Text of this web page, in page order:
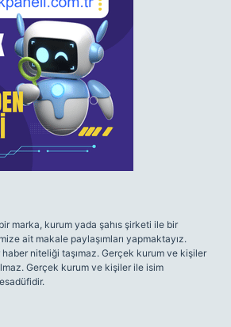
marka, kurum yada şahıs şirketi ile bir
ait makale paylaşımları yapmaktayız.
niteliği taşımaz. Gerçek kurum ve kişiler
Gerçek kurum ve kişiler ile isim